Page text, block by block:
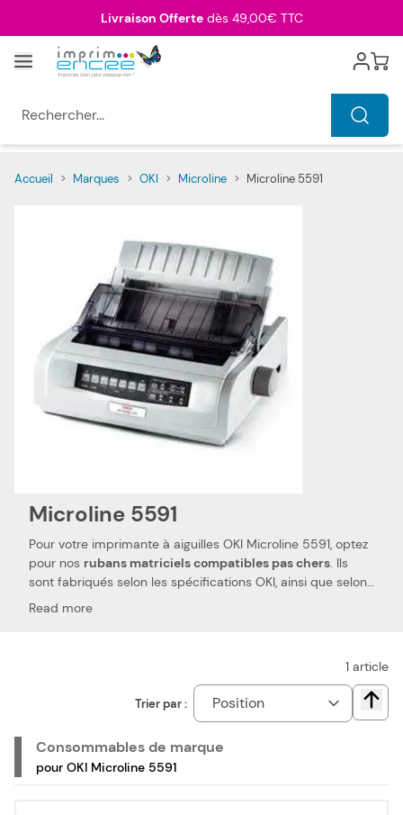
Livraison Offertedès 49,00€ TTC
Menu Cart
Accueil > Marques > OKI > Microline > Microline 5591
Microline 5591
Pour votre imprimante à aiguilles OKI Microline 5591, optez
pour nos
rubans matriciels compatibles pas chers. Ils
sont fabriqués selon les spécifications OKI, ainsi que selon
les normes spécifiques. Ceci les rend 100 % compatibles
compatible pas cher est le choix idéal pour réduire vos
dépenses. Nous proposons également les rubans de la
5591.
Read more
1 article
Trier par :
Consommables de marque
pour OKI Microline 5591